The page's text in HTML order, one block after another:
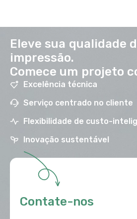
Eleve sua qualidade
impressão.
Comece um projeto
Excelência técnica
Serviço centrado no cliente
Flexibilidade de custo-
Inovação sustentável
Contate-nos